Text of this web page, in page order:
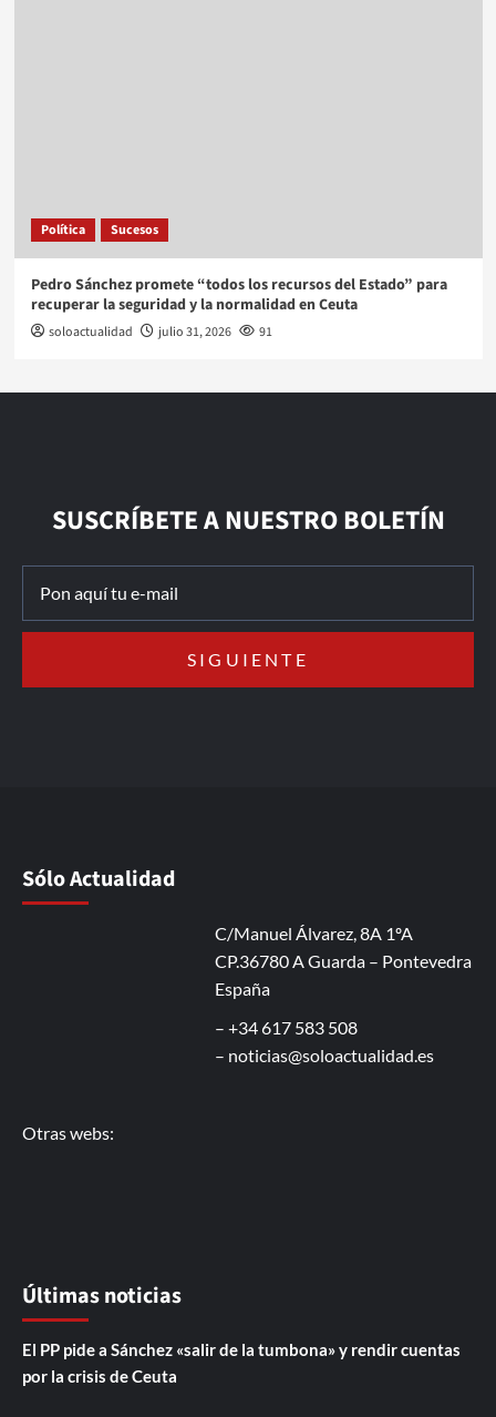
Política Sucesos
Pedro Sánchez promete “todos los recursos del Estado” para
recuperar la seguridad y la normalidad en Ceuta
soloactualidad julio 31, 2026 91
SUSCRÍBETE A NUESTRO BOLETÍN
Sólo Actualidad
C/Manuel Álvarez, 8A 1ºA
CP.36780 A Guarda – Pontevedra
España
– +34 617 583 508
– noticias@soloactualidad.es
Otras webs:
Últimas noticias
El PP pide a Sánchez «salir de la tumbona» y rendir cuentas
por la crisis de Ceuta